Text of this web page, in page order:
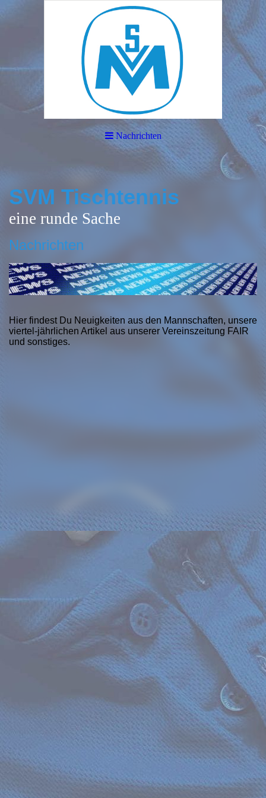
Nachrichten
SVM Tischtennis
eine runde Sache
Nachrichten
Hier findest Du Neuigkeiten aus den Mannschaften, unsere
viertel-jährlichen Artikel aus unserer Vereinszeitung FAIR
und sonstiges.